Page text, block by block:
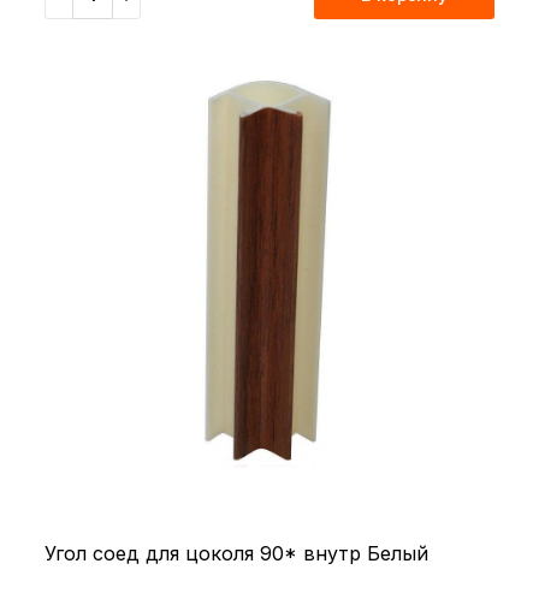
Угол соед для цоколя 90* внутр Белый